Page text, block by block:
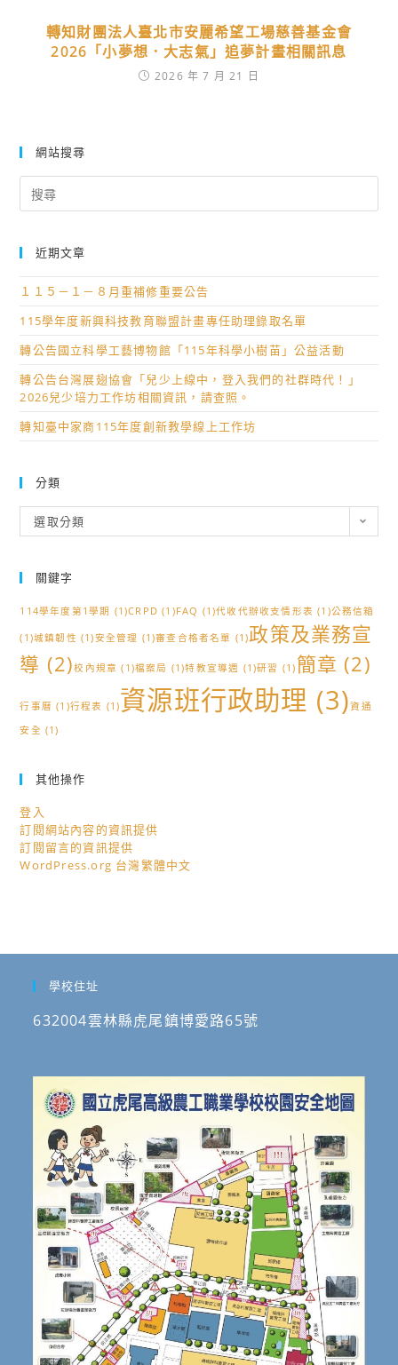
轉知財團法人臺北市安麗希望工場慈善基金會
2026「小夢想．大志氣」追夢計畫相關訊息
2026 年 7 月 21 日
網站搜尋
for:
近期文章
１１５－１－８月重補修重要公告
115學年度新興科技教育聯盟計畫專任助理錄取名單
轉公告國立科學工藝博物館「115年科學小樹苗」公益活動
轉公告台灣展翅協會「兒少上線中，登入我們的社群時代！」
2026兒少培力工作坊相關資訊，請查照。
轉知臺中家商115年度創新教學線上工作坊
分類
類
選取分類
關鍵字
114學年度第1學期 (1)CRPD (1)FAQ (1)代收代辦收支情形表 (1)公務信箱
(1)城鎮韌性 (1)安全管理 (1)審查合格者名單 (1)政策及業務宣
導 (2)校內規章 (1)檔案局 (1)特教宣導週 (1)研習 (1) 簡章 (2)
行事曆 (1)行程表 (1)資源班行政助理 (3)資通
安全 (1)
其他操作
登入
訂閱網站內容的資訊提供
訂閱留言的資訊提供
WordPress.org 台灣繁體中文
學校住址
632004雲林縣虎尾鎮博愛路65號